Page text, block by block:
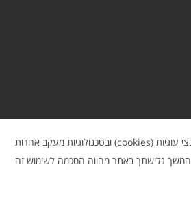
באתר זה נעשה שימוש בקבצי עוגיות (cookies) ובטכנולוגיות מעקב אחרות
המשך גלישתך באתר מהווה הסכמה לשימוש זה